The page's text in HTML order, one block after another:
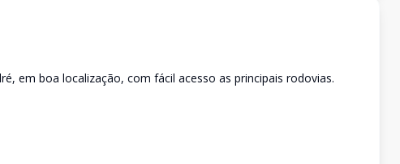
em boa localização, com fácil acesso as principais rodovias.